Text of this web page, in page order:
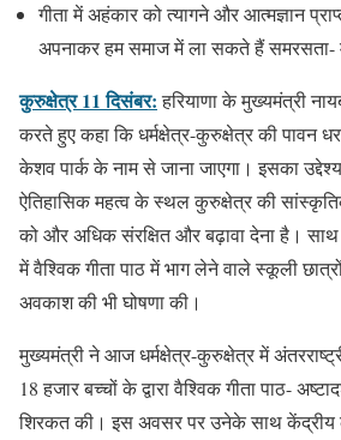
गीता में अहंकार को त्यागने और आत्मज्ञान
अपनाकर हम समाज में ला सकते हैं समरसता-
कुरुक्षेत्र 11 दिसंबर:हरियाणा के मुख्यमंत्री
करते हुए कहा कि धर्मक्षेत्र-कुरुक्षेत्र की पावन
केशव पार्क के नाम से जाना जाएगा। इसका
ऐतिहासिक महत्व के स्थल कुरुक्षेत्र की
को और अधिक संरक्षित और बढ़ावा देना है।
में वैश्विक गीता पाठ में भाग लेने वाले स्कूली
अवकाश की भी घोषणा की।
मुख्यमंत्री ने आज धर्मक्षेत्र-कुरुक्षेत्र में
18 हजार बच्चों के द्वारा वैश्विक गीता पाठ-
शिरकत की। इस अवसर पर उनेके साथ केंद्रीय